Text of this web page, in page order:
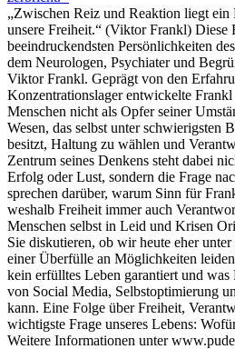
„Zwischen Reiz und Reaktion liegt
unsere Freiheit.“ (Viktor Frankl) Diese
beeindruckendsten Persönlichkeiten
dem Neurologen, Psychiater und
Viktor Frankl. Geprägt von den
Konzentrationslager entwickelte
Menschen nicht als Opfer seiner
Wesen, das selbst unter schwierigsten
besitzt, Haltung zu wählen und
Zentrum seines Denkens steht dabei
Erfolg oder Lust, sondern die Frage
sprechen darüber, warum Sinn für
weshalb Freiheit immer auch
Menschen selbst in Leid und Krisen
Sie diskutieren, ob wir heute eher
einer Überfülle an Möglichkeiten
kein erfülltes Leben garantiert und
von Social Media, Selbstoptimierung
kann. Eine Folge über Freiheit,
wichtigste Frage unseres Lebens:
Weitere Informationen unter